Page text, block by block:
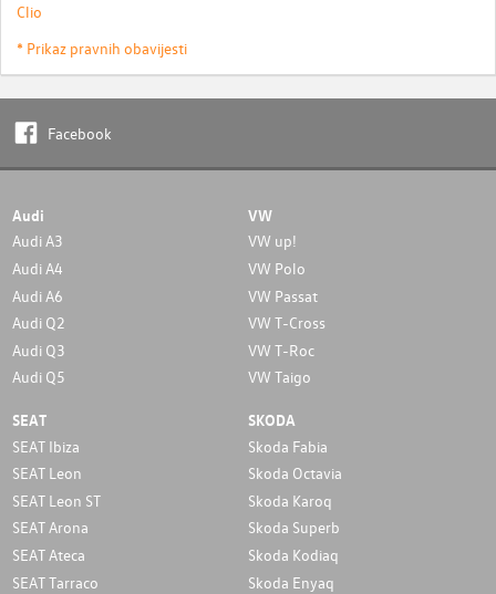
Clio
* Prikaz pravnih obavijesti
Facebook
Audi
Audi A3
Audi A4
Audi A6
Audi Q2
Audi Q3
Audi Q5
VW
VW up!
VW Polo
VW Passat
VW T-Cross
VW T-Roc
VW Taigo
SEAT
SEAT Ibiza
SEAT Leon
SEAT Leon ST
SEAT Arona
SEAT Ateca
SEAT Tarraco
SKODA
Skoda Fabia
Skoda Octavia
Skoda Karoq
Skoda Superb
Skoda Kodiaq
Skoda Enyaq